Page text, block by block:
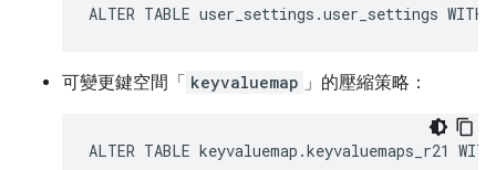
ALTER TABLE user_settings.user_settings
可變更鍵空間「 keyvaluemap 」的壓縮策略：
ALTER TABLE